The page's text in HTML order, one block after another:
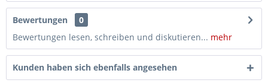
Bewertungen
0
Bewertungen lesen, schreiben und diskutieren... mehr
Kunden haben sich ebenfalls angesehen